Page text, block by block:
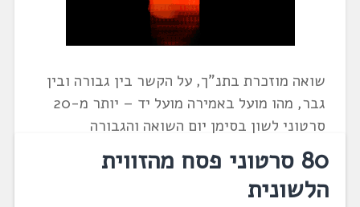
שואה מוזכרת בתנ"ך, על הקשר בין גבורה ובין
גבר, מהו מועל באמירה מועל יד – יותר מ-20
סרטוני לשון בסימן יום השואה והגבורה
10/04/2026
80 סרטוני פסח מהזווית
הלשונית